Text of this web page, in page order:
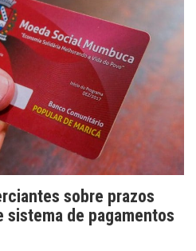
sobre prazos
sistema de pagamentos